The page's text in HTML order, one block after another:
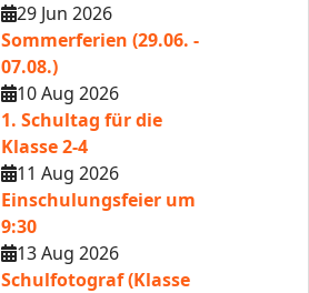
29 Jun 2026
Sommerferien (29.06. -
07.08.)
10 Aug 2026
1. Schultag für die
Klasse 2-4
11 Aug 2026
Einschulungsfeier um
9:30
13 Aug 2026
Schulfotograf (Klasse